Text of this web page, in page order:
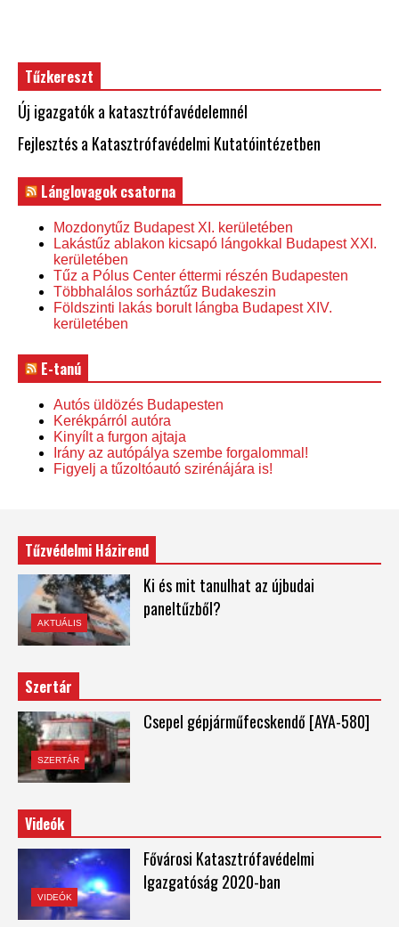
Tűzkereszt
Új igazgatók a katasztrófavédelemnél
Fejlesztés a Katasztrófavédelmi Kutatóintézetben
Lánglovagok csatorna
Mozdonytűz Budapest XI. kerületében
Lakástűz ablakon kicsapó lángokkal Budapest XXI.
kerületében
Tűz a Pólus Center éttermi részén Budapesten
Többhalálos sorháztűz Budakeszin
Földszinti lakás borult lángba Budapest XIV.
kerületében
E-tanú
Autós üldözés Budapesten
Kerékpárról autóra
Kinyílt a furgon ajtaja
Irány az autópálya szembe forgalommal!
Figyelj a tűzoltóautó szirénájára is!
Tűzvédelmi Házirend
AKTUÁLIS
Ki és mit tanulhat az újbudai
paneltűzből?
Szertár
SZERTÁR
Csepel gépjárműfecskendő [AYA-580]
Videók
VIDEÓK
Fővárosi Katasztrófavédelmi
Igazgatóság 2020-ban